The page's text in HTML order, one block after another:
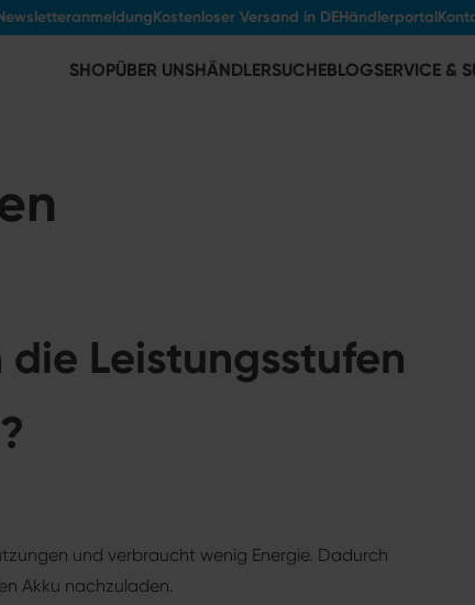
Kostenloser Versand in DEHändlerportal
SHOPÜBER UNSHÄNDLERSUCHEBLOGSERVICE &
Leistungsstufen
und verbraucht wenig Energie. Dadurch
Akku nachzuladen.